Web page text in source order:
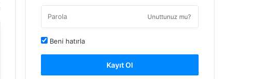
Unuttunuz mu?
Beni hatırla
Kayıt Ol